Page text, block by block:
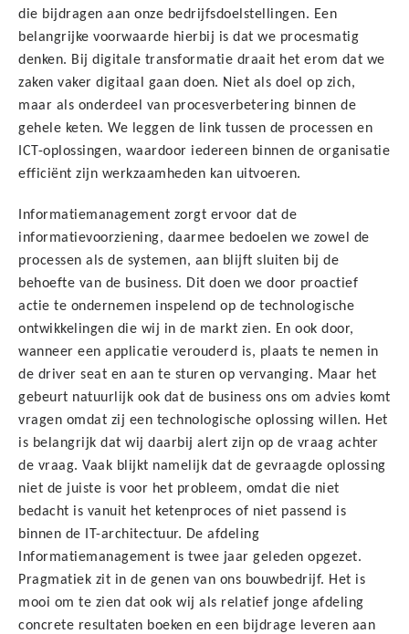
die bijdragen aan onze bedrijfsdoelstellingen. Een
belangrijke voorwaarde hierbij is dat we procesmatig
denken. Bij digitale transformatie draait het erom dat we
zaken vaker digitaal gaan doen. Niet als doel op zich,
maar als onderdeel van procesverbetering binnen de
gehele keten. We leggen de link tussen de processen en
ICT-oplossingen, waardoor iedereen binnen de organisatie
efficiënt zijn werkzaamheden kan uitvoeren.
Informatiemanagement zorgt ervoor dat de
informatievoorziening, daarmee bedoelen we zowel de
processen als de systemen, aan blijft sluiten bij de
behoefte van de business. Dit doen we door proactief
actie te ondernemen inspelend op de technologische
ontwikkelingen die wij in de markt zien. En ook door,
wanneer een applicatie verouderd is, plaats te nemen in
de driver seat en aan te sturen op vervanging. Maar het
gebeurt natuurlijk ook dat de business ons om advies komt
vragen omdat zij een technologische oplossing willen. Het
is belangrijk dat wij daarbij alert zijn op de vraag achter
de vraag. Vaak blijkt namelijk dat de gevraagde oplossing
niet de juiste is voor het probleem, omdat die niet
bedacht is vanuit het ketenproces of niet passend is
binnen de IT-architectuur. De afdeling
Informatiemanagement is twee jaar geleden opgezet.
Pragmatiek zit in de genen van ons bouwbedrijf. Het is
mooi om te zien dat ook wij als relatief jonge afdeling
concrete resultaten boeken en een bijdrage leveren aan